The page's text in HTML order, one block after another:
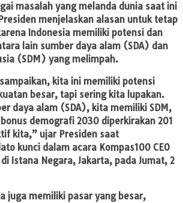
masalah yang melanda dunia saat ini
menjelaskan alasan untuk tetap
Indonesia memiliki potensi dan
lain sumber daya alam (SDA) dan
(SDM) yang melimpah.
kita ini memiliki potensi
besar, tapi sering kita lupakan.
daya alam (SDA), kita memiliki SDM,
demografi 2030 diperkirakan 201
kita,” ujar Presiden saat
kunci dalam acara Kompas100 CEO
di Istana Negara, Jakarta, pada Jumat, 2
juga memiliki pasar yang besar,